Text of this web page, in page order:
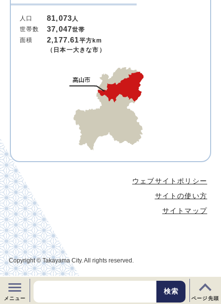
メニュー ページ先頭
人口 81,073人
世帯数
37,047世帯
面積
2,177.61平方km
（日本一大きな市）
ウェブサイトポリシー
サイトの使い方
サイトマップ
Copyright © Takayama City. All rights reserved.